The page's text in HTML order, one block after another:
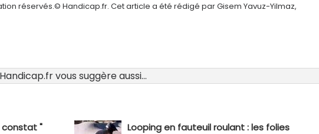
réservés.© Handicap.fr. Cet article a été rédigé par Gisem Yavuz-Yilmaz,
Handicap.fr vous suggère aussi...
constat "
Looping en fauteuil roulant : les folies